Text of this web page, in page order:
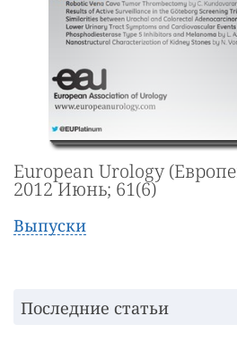
European Urology
2012 Июнь; 61(6)
Выпуски
Последние статьи